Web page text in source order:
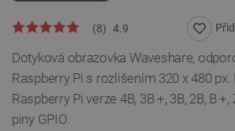
4.9
(8)
Dotyková obrazovka Waveshare,
Raspberry Pi s rozlišením 320 x 480 px.
Raspberry Pi verze 4B, 3B +, 3B, 2B, B
piny GPIO.